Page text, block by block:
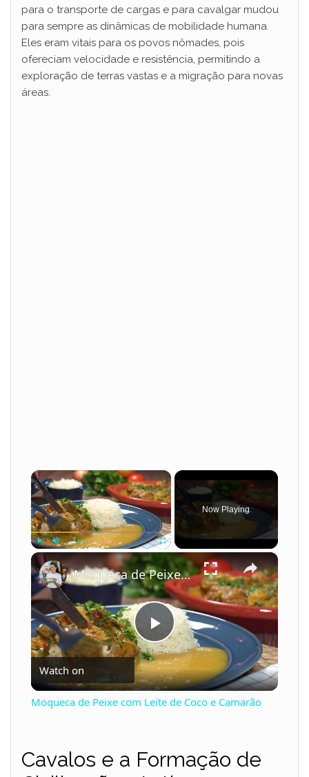
para o transporte de cargas e para cavalgar mudou
para sempre as dinâmicas de mobilidade humana.
Eles eram vitais para os povos nômades, pois
ofereciam velocidade e resistência, permitindo a
exploração de terras vastas e a migração para novas
áreas.
×
Fullscreen
Now Playing
×
P
l
y
Moqueca de Peixe com Leite de Coco e Camarão
Watch on
Moqueca de Peixe com Leite de Coco e Camarão
Cavalos e a Formação de